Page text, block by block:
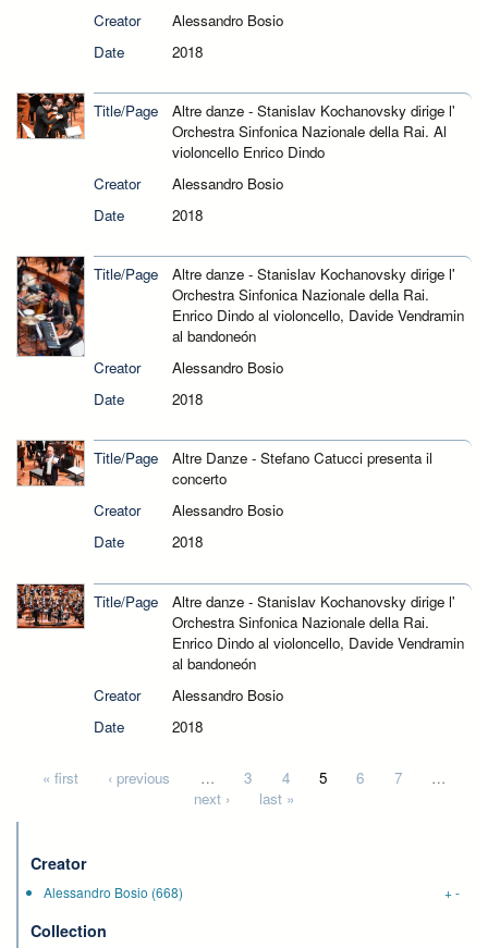
Creator
Alessandro Bosio
Date
2018
Title/Page
Altre danze - Stanislav Kochanovsky dirige l'
Orchestra Sinfonica Nazionale della Rai. Al
violoncello Enrico Dindo
Creator
Alessandro Bosio
Date
2018
Title/Page
Altre danze - Stanislav Kochanovsky dirige l'
Orchestra Sinfonica Nazionale della Rai.
Enrico Dindo al violoncello, Davide Vendramin
al bandoneón
Creator
Alessandro Bosio
Date
2018
Title/Page
Altre Danze - Stefano Catucci presenta il
concerto
Creator
Alessandro Bosio
Date
2018
Title/Page
Altre danze - Stanislav Kochanovsky dirige l'
Orchestra Sinfonica Nazionale della Rai.
Enrico Dindo al violoncello, Davide Vendramin
al bandoneón
Creator
Alessandro Bosio
Date
2018
Pages
« first ‹ previous … 3 4 5 6 7
…
next ›
last »
Creator
Alessandro Bosio (668) +-
Collection